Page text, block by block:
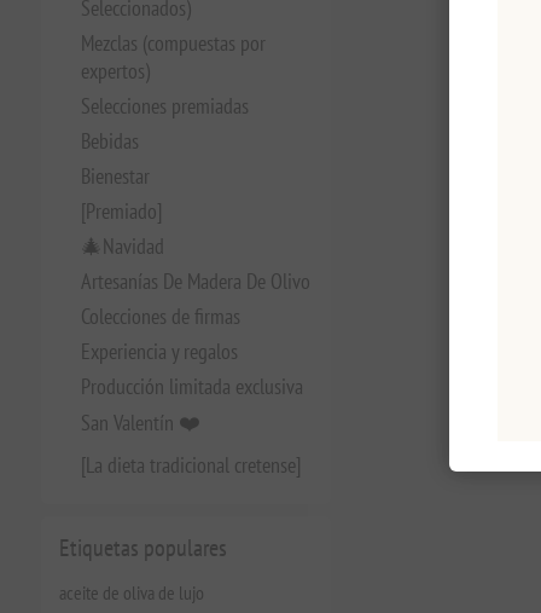
Seleccionados)
Mezclas (compuestas por
expertos)
Selecciones premiadas
Bebidas
Bienestar
[Premiado]
🎄Navidad
Artesanías De Madera De Olivo
Colecciones de firmas
Experiencia y regalos
Producción limitada exclusiva
San Valentín ❤️
[La dieta tradicional cretense]
Etiquetas populares
aceite de oliva de lujo